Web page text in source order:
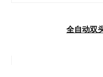
全自动双